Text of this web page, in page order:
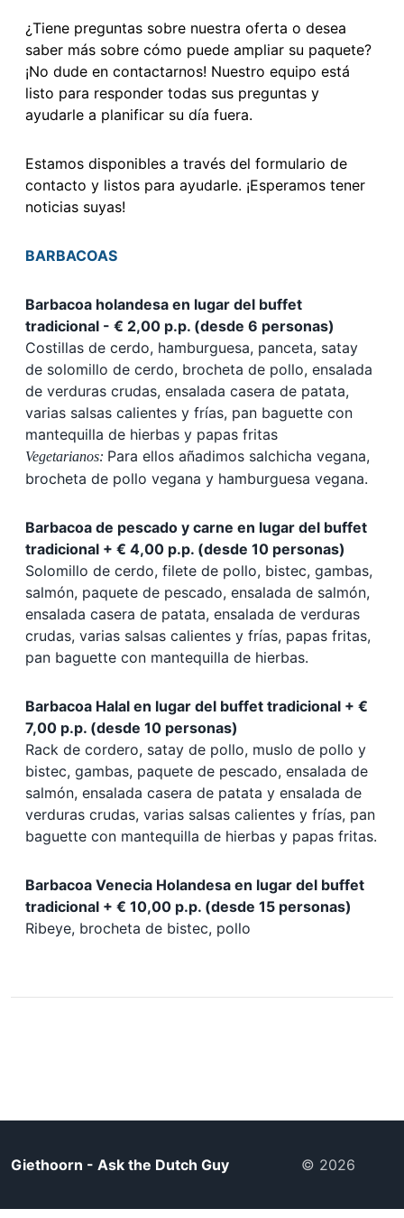
¿Tiene preguntas sobre nuestra oferta o desea
saber más sobre cómo puede ampliar su paquete?
¡No dude en contactarnos! Nuestro equipo está
listo para responder todas sus preguntas y
ayudarle a planificar su día fuera.
Estamos disponibles a través del formulario de
contacto y listos para ayudarle. ¡Esperamos tener
noticias suyas!
BARBACOAS
Barbacoa holandesa en lugar del buffet
tradicional - € 2,00 p.p. (desde 6 personas)
Costillas de cerdo, hamburguesa, panceta, satay
de solomillo de cerdo, brocheta de pollo, ensalada
de verduras crudas, ensalada casera de patata,
varias salsas calientes y frías, pan baguette con
mantequilla de hierbas y papas fritas
Vegetarianos: Para ellos añadimos salchicha vegana,
brocheta de pollo vegana y hamburguesa vegana.
Barbacoa de pescado y carne en lugar del buffet
tradicional + € 4,00 p.p. (desde 10 personas)
Solomillo de cerdo, filete de pollo, bistec, gambas,
salmón, paquete de pescado, ensalada de salmón,
ensalada casera de patata, ensalada de verduras
crudas, varias salsas calientes y frías, papas fritas,
pan baguette con mantequilla de hierbas.
Barbacoa Halal en lugar del buffet tradicional + €
7,00 p.p. (desde 10 personas)
Rack de cordero, satay de pollo, muslo de pollo y
bistec, gambas, paquete de pescado, ensalada de
salmón, ensalada casera de patata y ensalada de
verduras crudas, varias salsas calientes y frías, pan
baguette con mantequilla de hierbas y papas fritas.
Barbacoa Venecia Holandesa en lugar del buffet
tradicional + € 10,00 p.p. (desde 15 personas)
Ribeye, brocheta de bistec, pollo
Giethoorn - Ask the Dutch Guy © 2026